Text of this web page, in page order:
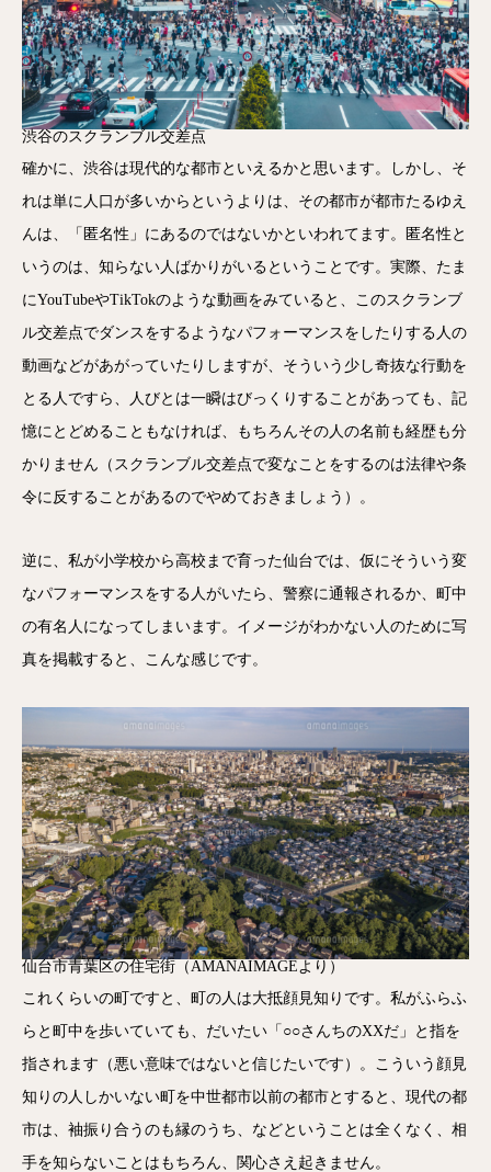
渋谷のスクランブル交差点
確かに、渋谷は現代的な都市といえるかと思います。しかし、そ
れは単に人口が多いからというよりは、その都市が都市たるゆえ
んは、「匿名性」にあるのではないかといわれてます。匿名性と
いうのは、知らない人ばかりがいるということです。実際、たま
にYouTubeやTikTokのような動画をみていると、このスクランブ
ル交差点でダンスをするようなパフォーマンスをしたりする人の
動画などがあがっていたりしますが、そういう少し奇抜な行動を
とる人ですら、人びとは一瞬はびっくりすることがあっても、記
憶にとどめることもなければ、もちろんその人の名前も経歴も分
かりません（スクランブル交差点で変なことをするのは法律や条
令に反することがあるのでやめておきましょう）。
逆に、私が小学校から高校まで育った仙台では、仮にそういう変
なパフォーマンスをする人がいたら、警察に通報されるか、町中
の有名人になってしまいます。イメージがわかない人のために写
真を掲載すると、こんな感じです。
仙台市青葉区の住宅街（AMANAIMAGEより）
これくらいの町ですと、町の人は大抵顔見知りです。私がふらふ
らと町中を歩いていても、だいたい「○○さんちのXXだ」と指を
指されます（悪い意味ではないと信じたいです）。こういう顔見
知りの人しかいない町を中世都市以前の都市とすると、現代の都
市は、袖振り合うのも縁のうち、などということは全くなく、相
手を知らないことはもちろん、関心さえ起きません。